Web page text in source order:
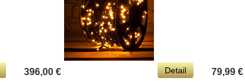
396,00 € Detail 79,99 €